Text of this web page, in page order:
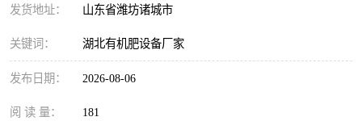
发货地址： 山东省潍坊诸城市
关键词： 湖北有机肥设备厂家
发布日期： 2026-08-06
阅 读 量： 181